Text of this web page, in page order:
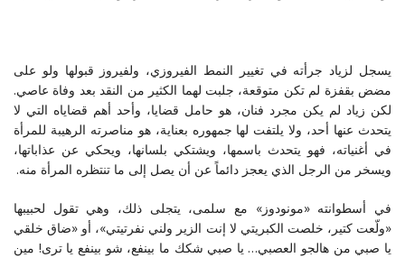
يسجل لزياد جرأته في تغيير النمط الفيروزي، ولفيروز قبولها ولو على
مضض بقفزة لم تكن متوقعة، جلبت لهما الكثير من النقد بعد وفاة عاصي.
لكن زياد لم يكن مجرد فنان، هو حامل قضايا، وأحد أهم قضاياه التي لا
يتحدث عنها أحد، ولا يلتفت لها جمهوره بعناية، هو مناصرته الرهيبة للمرأة
في أغنياته، فهو يتحدث باسمها، ويشتكي بلسانها، ويحكي عن عذاباتها،
ويسخر من الرجل الذي يعجز دائماً عن أن يصل إلى ما تنتظره المرأة منه.
في أسطوانته «مونودوز» مع سلمى، يتجلى ذلك، وهي تقول لحبيبها
«ولّعت كتير، خلصت الكبريتي لا إنت الزير ولني نفرتيتي»، أو «ضاق خلقي
يا صبي من هالجو العصبي… يا صبي شكك ما بينفع، شو بينفع يا ترى! مين